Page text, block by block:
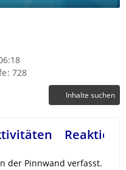
728
Inhalte suchen
der Pinnwand verfasst.